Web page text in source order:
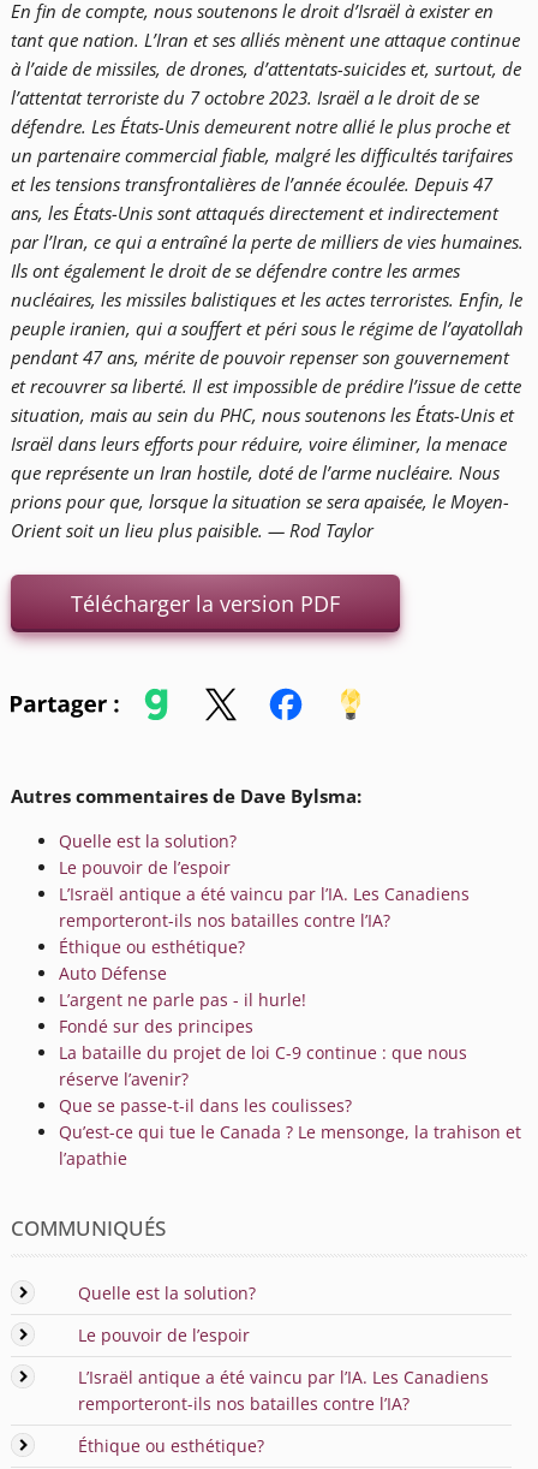
En fin de compte, nous soutenons le droit d’Israël à exister en
tant que nation. L’Iran et ses alliés mènent une attaque continue
à l’aide de missiles, de drones, d’attentats-suicides et, surtout, de
l’attentat terroriste du 7 octobre 2023. Israël a le droit de se
défendre. Les États-Unis demeurent notre allié le plus proche et
un partenaire commercial fiable, malgré les difficultés tarifaires
et les tensions transfrontalières de l’année écoulée. Depuis 47
ans, les États-Unis sont attaqués directement et indirectement
par l’Iran, ce qui a entraîné la perte de milliers de vies humaines.
Ils ont également le droit de se défendre contre les armes
nucléaires, les missiles balistiques et les actes terroristes. Enfin, le
peuple iranien, qui a souffert et péri sous le régime de l’ayatollah
pendant 47 ans, mérite de pouvoir repenser son gouvernement
et recouvrer sa liberté. Il est impossible de prédire l’issue de cette
situation, mais au sein du PHC, nous soutenons les États-Unis et
Israël dans leurs efforts pour réduire, voire éliminer, la menace
que représente un Iran hostile, doté de l’arme nucléaire. Nous
prions pour que, lorsque la situation se sera apaisée, le Moyen-
Orient soit un lieu plus paisible. — Rod Taylor
Télécharger la version PDF
Autres commentaires de Dave Bylsma:
Quelle est la solution?
Le pouvoir de l’espoir
L’Israël antique a été vaincu par l’IA. Les Canadiens
remporteront-ils nos batailles contre l’IA?
Éthique ou esthétique?
Auto Défense
L’argent ne parle pas - il hurle!
Fondé sur des principes
La bataille du projet de loi C-9 continue : que nous
réserve l’avenir?
Que se passe-t-il dans les coulisses?
Qu’est-ce qui tue le Canada ? Le mensonge, la trahison et
l’apathie
COMMUNIQUÉS
Quelle est la solution?
Le pouvoir de l’espoir
L’Israël antique a été vaincu par l’IA. Les Canadiens
remporteront-ils nos batailles contre l’IA?
Éthique ou esthétique?